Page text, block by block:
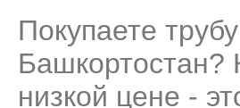
Покупаете
Башкортостан?
низкой цене -